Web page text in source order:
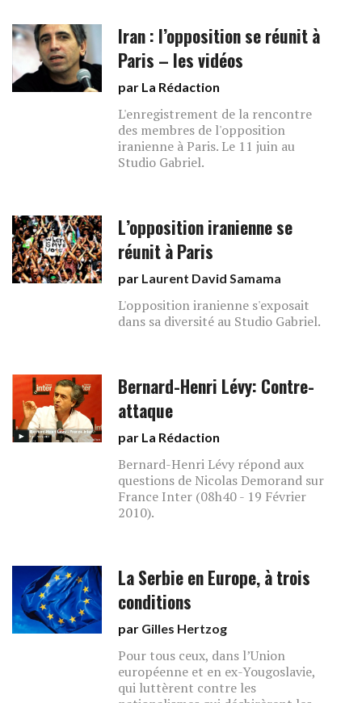
Iran : l’opposition se réunit à
Paris – les vidéos
par La Rédaction
L'enregistrement de la rencontre
des membres de l'opposition
iranienne à Paris. Le 11 juin au
Studio Gabriel.
L’opposition iranienne se
réunit à Paris
par Laurent David Samama
L'opposition iranienne s'exposait
dans sa diversité au Studio Gabriel.
Bernard-Henri Lévy: Contre-
attaque
par La Rédaction
Bernard-Henri Lévy répond aux
questions de Nicolas Demorand sur
France Inter (08h40 - 19 Février
2010).
La Serbie en Europe, à trois
conditions
par Gilles Hertzog
Pour tous ceux, dans l’Union
européenne et en ex-Yougoslavie,
qui luttèrent contre les